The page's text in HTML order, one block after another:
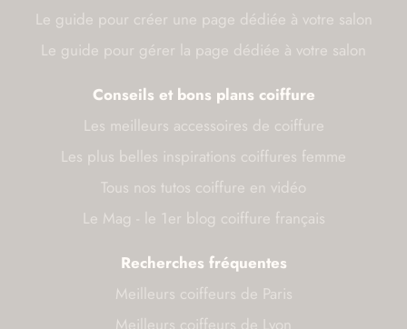
Le guide pour créer une page dédiée à votre salon
Le guide pour gérer la page dédiée à votre salon
Conseils et bons plans coiffure
Les meilleurs accessoires de coiffure
Les plus belles inspirations coiffures femme
Tous nos tutos coiffure en vidéo
Le Mag - le 1er blog coiffure français
Recherches fréquentes
Meilleurs coiffeurs de Paris
Meilleurs coiffeurs de Lyon